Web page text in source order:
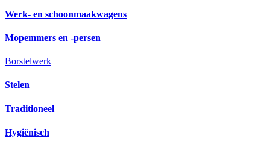
Werk- en schoonmaakwagens
Mopemmers en -persen
Borstelwerk
Stelen
Traditioneel
Hygiënisch